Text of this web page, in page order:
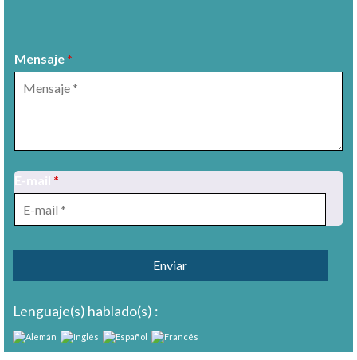
Mensaje *
*
Lenguaje(s) hablado(s) :